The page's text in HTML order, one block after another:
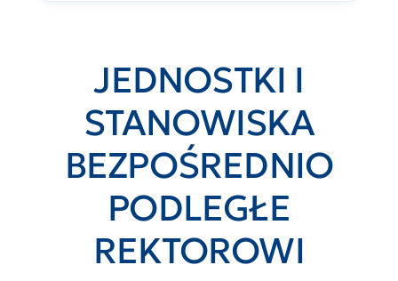
JEDNOSTKI I
STANOWISKA
BEZPOŚREDNIO
PODLEGŁE
REKTOROWI